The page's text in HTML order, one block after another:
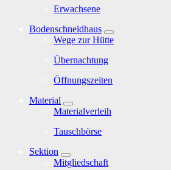
Erwachsene
Bodenschneidhaus
Wege zur Hütte
Übernachtung
Öffnungszeiten
Material
Materialverleih
Tauschbörse
Sektion
Mitgliedschaft